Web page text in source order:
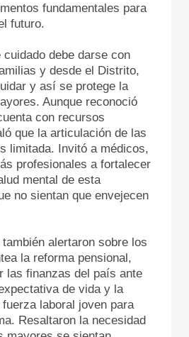
fundamentales para
futuro.
debe darse con
y desde el Distrito,
y así se protege la
Aunque reconoció
con recursos
que la articulación de las
limitada. Invitó a médicos,
profesionales a fortalecer
mental de esta
no sientan que envejecen
alertaron sobre los
la reforma pensional,
las finanzas del país ante
de vida y la
laboral joven para
Resaltaron la necesidad